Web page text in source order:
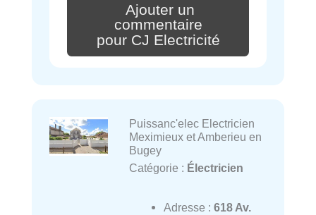
Ajouter un
commentaire
pour CJ Electricité
Puissanc'elec Electricien
Meximieux et Amberieu en
Bugey
Catégorie : Électricien
Adresse : 618 Av.